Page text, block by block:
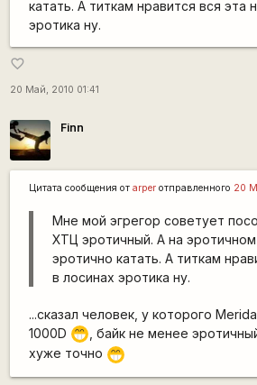
катать. А титкам нравится вся эта
эротика ну.
favorite_border
20 Май, 2010 01:41
Finn
Цитата сообщения от arperотправленного 20
Мне мой эгрегор советует
ХТЦ эротичный. А на
эротично катать. А титкам
в лосинах эротика ну.
...сказал человек, у которого
1000D ;D
, байк не менее
хуже точно ;D